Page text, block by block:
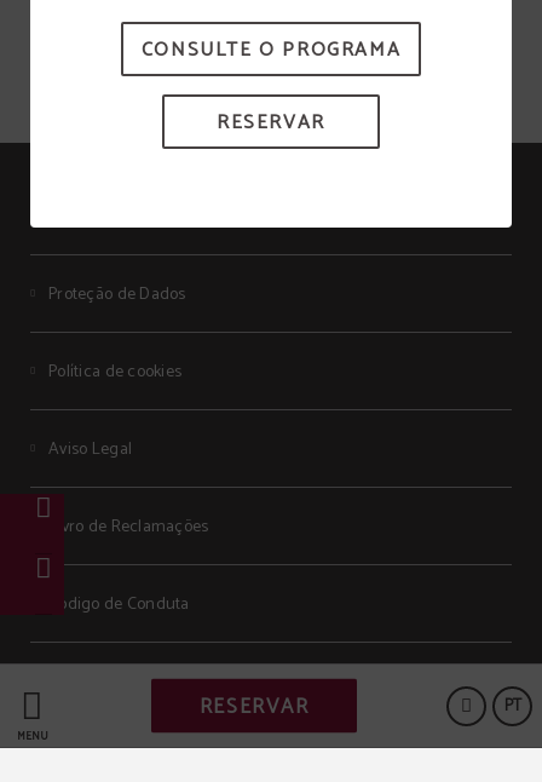
MENU
PT
RESERVAR
Proteção de Dados
Política de cookies
Aviso Legal
Livro de Reclamações
Código de Conduta
Powered by Keytel
CONSULTE O PROGRAMA
RESERVAR